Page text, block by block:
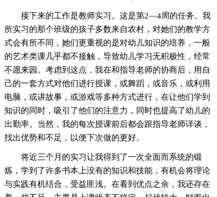
接下来的工作是教师实习。这是第2—4周的任务。我
所实习的那个班级的孩子多数来自农村，对她们的教学方
式会有所不同，她们更重视的是对幼儿知识的培养，一般
的艺术类课几乎都不接触，导致幼儿学习无积极性，经常
不愿来园。考虑到这点，我在和指导老师的协商后，用自
己的一套方式对他们进行授课，或舞蹈，或音乐，或利用
电脑，或讲故事，或游戏等多种方式进行，在让他们学到
知识的同时，吸引了他们的注意力，同时也提高了幼儿的
出勤率。当然，我的每次授课前后都会跟指导老师详谈，
找出优势和不足，以便下次做的更好。
将近三个月的实习让我得到了一次全面而系统的锻
炼，学到了许多书本上没有的知识和技能，有机会将理论
与实践有机结合，受益匪浅。在看到优点之余，我还存在